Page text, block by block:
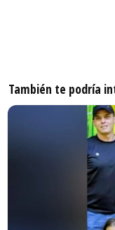
También te podría